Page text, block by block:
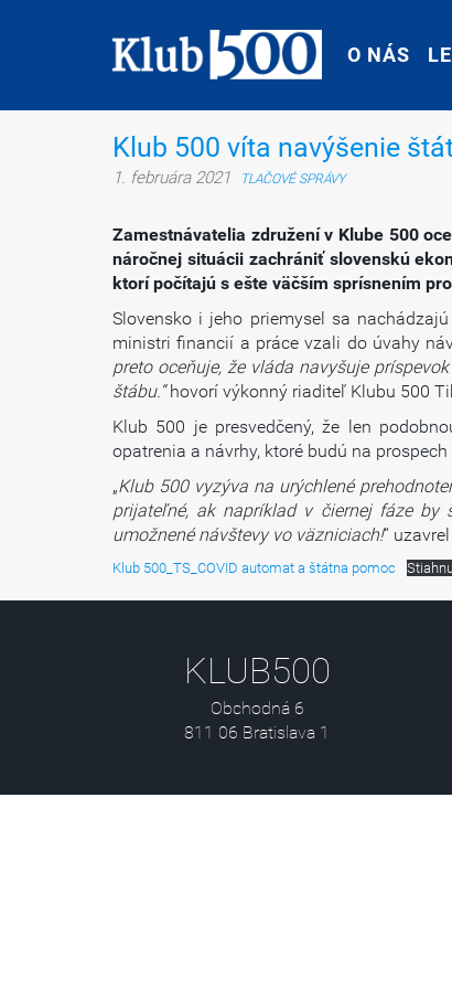
O NÁS
O NÁS
Klub 500 víta navýšenie
1. februára 2021 TLAČOVÉ SPRÁVY
Zamestnávatelia združení v Klube 500
náročnej situácii zachrániť slovenskú
ktorí počítajú s ešte väčším sprísnením
Slovensko i jeho priemysel sa
ministri financií a práce vzali do úvahy
preto oceňuje, že vláda navyšuje
štábu.“hovorí výkonný riaditeľ Klubu 500
Klub 500 je presvedčený, že len
opatrenia a návrhy, ktoré budú na
„Klub 500 vyzýva na urýchlené
prijateľné, ak napríklad v čiernej fáze by
umožnené návštevy vo väzniciach!“
Klub 500_TS_COVID automat a štátna pomoc
KLUB500
Obchodná 6
811 06 Bratislava 1